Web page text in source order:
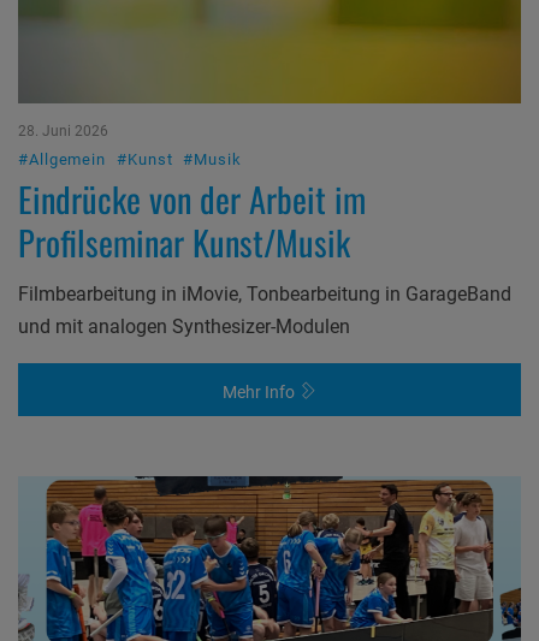
28. Juni 2026
#Allgemein #Kunst #Musik
Eindrücke von der Arbeit im
Profilseminar Kunst/Musik
Filmbearbeitung in iMovie, Tonbearbeitung in GarageBand
und mit analogen Synthesizer-Modulen
Mehr Info